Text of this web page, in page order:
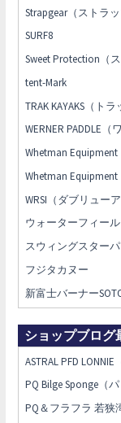
Strapgear（ストラッ
SURF8
Sweet Protection（
tent-Mark
TRAK KAYAKS（ト
WERNER PADDLE（
Whetman Equipment
Whetman
WRSI（ダブリュー
ウォーターフィー
スウィングスター
フジタカヌー
新富士バーナー
ショップブログ
ASTRAL PFD
PQ Bilge Sponge（
PQ＆フラフラ 若狭